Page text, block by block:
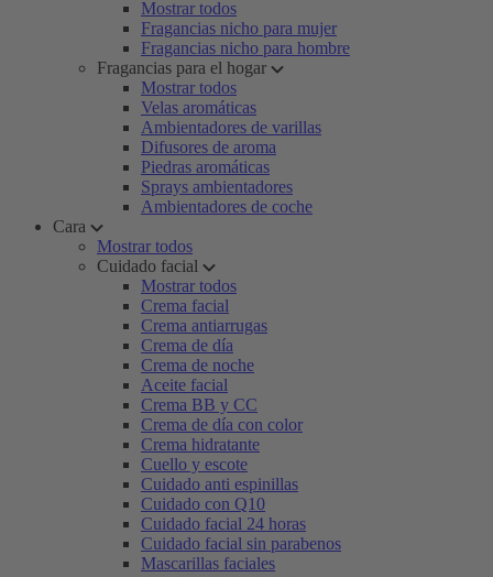
Mostrar todos
Fragancias nicho para mujer
Fragancias nicho para hombre
Fragancias para el hogar
Mostrar todos
Velas aromáticas
Ambientadores de varillas
Difusores de aroma
Piedras aromáticas
Sprays ambientadores
Ambientadores de coche
Cara
Mostrar todos
Cuidado facial
Mostrar todos
Crema facial
Crema antiarrugas
Crema de día
Crema de noche
Aceite facial
Crema BB y CC
Crema de día con color
Crema hidratante
Cuello y escote
Cuidado anti espinillas
Cuidado con Q10
Cuidado facial 24 horas
Cuidado facial sin parabenos
Mascarillas faciales